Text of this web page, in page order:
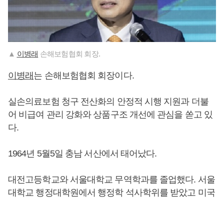
▲ 이병래 손해보험협회 회장.
이병래 는 손해보험협회 회장이다.
실손의료보험 청구 전산화의 안정적 시행 지원과 더불
어 비급여 관리 강화와 상품구조 개선에 관심을 쏟고 있
다.
1964년 5월5일 충남 서산에서 태어났다.
대전고등학교와 서울대학교 무역학과를 졸업했다. 서울
대학교 행정대학원에서 행정학 석사학위를 받았고 미국